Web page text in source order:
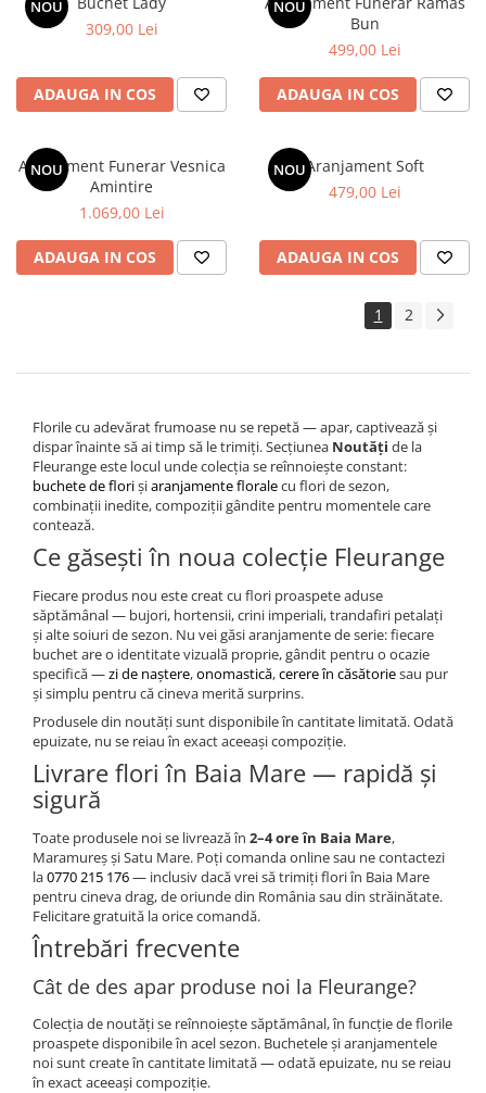
NOU
309,00 Lei
ADAUGA IN COS
NOU
Bun
499,00 Lei
ADAUGA IN COS
NOU
Aranjament Funerar Vesnica
Amintire
1.069,00 Lei
ADAUGA IN COS
NOUAranjament Soft
479,00 Lei
ADAUGA IN COS
1 2
Florile cu adevărat frumoase nu se repetă — apar, captivează și
dispar înainte să ai timp să le trimiți. Secțiunea Noutăți de la
Fleurange este locul unde colecția se reînnoiește constant:
buchete de florișiaranjamente floralecu flori de sezon,
combinații inedite, compoziții gândite pentru momentele care
contează.
Ce găsești în noua colecție Fleurange
Fiecare produs nou este creat cu flori proaspete aduse
săptămânal — bujori, hortensii, crini imperiali, trandafiri petalați
și alte soiuri de sezon. Nu vei găsi aranjamente de serie: fiecare
buchet are o identitate vizuală proprie, gândit pentru o ocazie
specifică —zi de naștere,onomastică,cerere în căsătoriesau pur
și simplu pentru că cineva merită surprins.
Produsele din noutăți sunt disponibile în cantitate limitată. Odată
epuizate, nu se reiau în exact aceeași compoziție.
Livrare flori în Baia Mare — rapidă și
sigură
Toate produsele noi se livrează în 2–4 ore în Baia Mare,
Maramureș și Satu Mare. Poți comanda online sau ne contactezi
la0770 215 176— inclusiv dacă vrei să trimiți flori în Baia Mare
pentru cineva drag, de oriunde din România sau din străinătate.
Felicitare gratuită la orice comandă.
Întrebări frecvente
Cât de des apar produse noi la Fleurange?
Colecția de noutăți se reînnoiește săptămânal, în funcție de florile
proaspete disponibile în acel sezon. Buchetele și aranjamentele
noi sunt create în cantitate limitată — odată epuizate, nu se reiau
în exact aceeași compoziție.